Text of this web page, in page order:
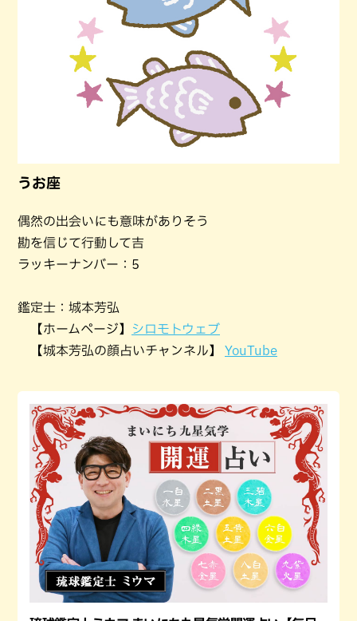
うお座
偶然の出会いにも意味がありそう
勘を信じて行動して吉
ラッキーナンバー：5
鑑定士：城本芳弘
【ホームページ】
シロモトウェブ
【城本芳弘の顔占いチャンネル】 YouTube